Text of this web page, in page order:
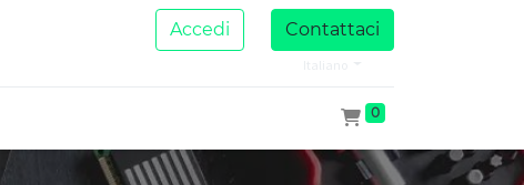
Accedi Contattaci
0